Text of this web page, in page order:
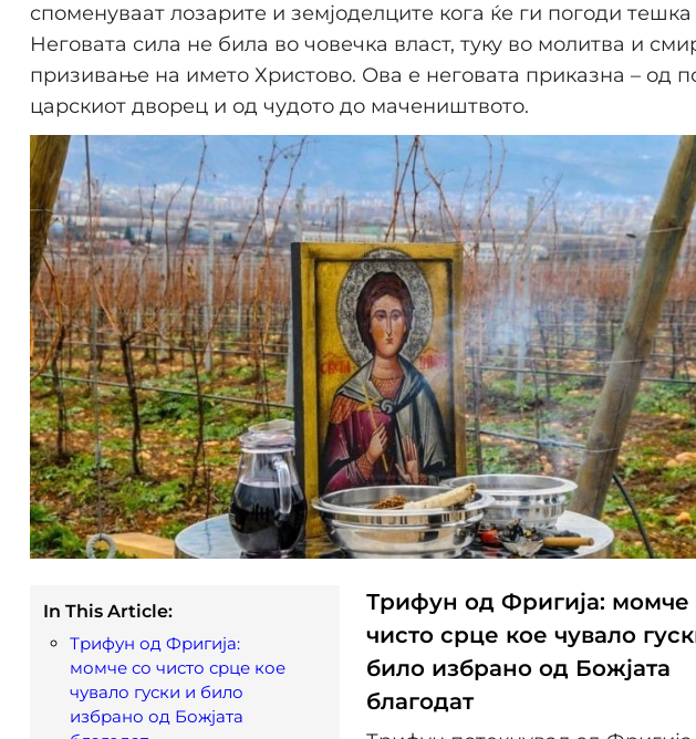
споменуваат лозарите и земјоделците кога ќе ги погоди тешка
Неговата сила не била во човечка власт, туку во молитва и
призивање на името Христово. Ова е неговата приказна – од
царскиот дворец и од чудото до мачеништвото.
In This Article:
Трифун од Фригија:
момче со чисто срце кое
чувало гуски и било
избрано од Божјата
Трифун од Фригија: момче
чисто срце кое чувало
било избрано од Божјата
благодат